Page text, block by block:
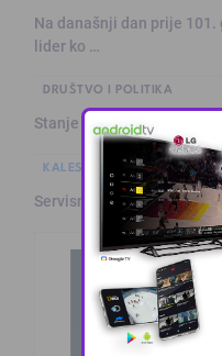
Na današnji dan prije
lider ko …
DRUŠTVO I POLITIKA
Stanje na putevima
KALESIJSKE TEME
Servisne informacije iz